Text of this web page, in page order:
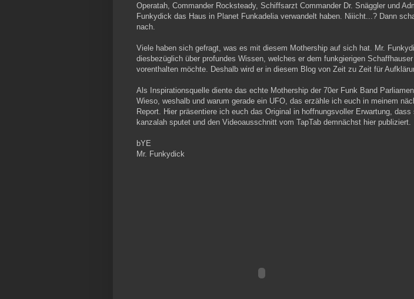
Operatah, Commander Rocksteady, Schiffsarzt Commander Dr. Snäggler und
Funkydick das Haus in Planet Funkadelia verwandelt haben. Niiicht...? Dann
nach.
Viele haben sich gefragt, was es mit diesem Mothership auf sich hat. Mr.
diesbezüglich über profundes Wissen, welches er dem funkgierigen
vorenthalten möchte. Deshalb wird er in diesem Blog von Zeit zu Zeit für
Als Inspirationsquelle diente das echte Mothership der 70er Funk Band
Wieso, weshalb und warum gerade ein UFO, das erzähle ich euch in meinem
Report. Hier präsentiere ich euch das Original in hoffnungsvoller Erwartung, dass
kanzalah sputet und den Videoausschnitt vom TapTab demnächst hier publiziert.
bYE
Mr. Funkydick